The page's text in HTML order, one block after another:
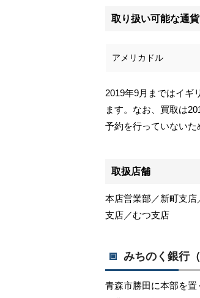
取り扱い可能な通貨
アメリカドル
2019年9月まではイギ
ます。なお、買取は
予約を行っていないた
取扱店舗
本店営業部／新町支
支店／むつ支店
みちのく銀行
青森市勝田に本部を